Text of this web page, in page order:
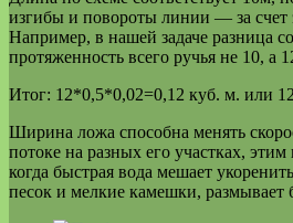
изгибы и повороты линии — за счет
Например, в нашей задаче разница
протяженность всего ручья не 10, а
Итог: 12*0,5*0,02=0,12 куб. м. или
Ширина ложа способна менять
потоке на разных его участках,
когда быстрая вода мешает
песок и мелкие камешки, размывает